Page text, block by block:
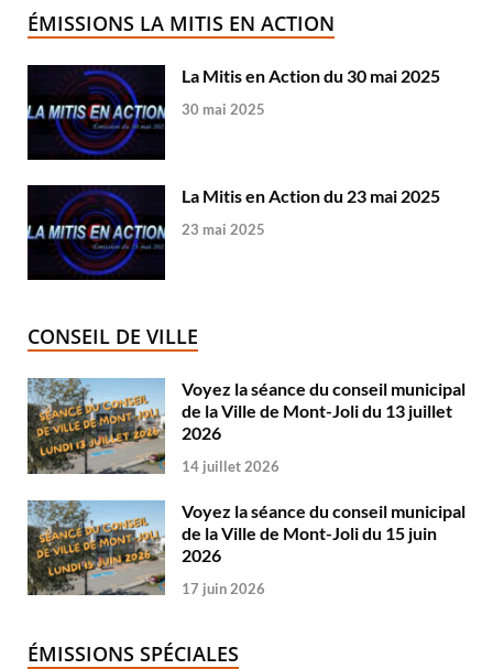
ÉMISSIONS LA MITIS EN ACTION
La Mitis en Action du 30 mai 2025
30 mai 2025
La Mitis en Action du 23 mai 2025
23 mai 2025
CONSEIL DE VILLE
Voyez la séance du conseil municipal
de la Ville de Mont-Joli du 13 juillet
2026
14 juillet 2026
Voyez la séance du conseil municipal
de la Ville de Mont-Joli du 15 juin
2026
17 juin 2026
ÉMISSIONS SPÉCIALES